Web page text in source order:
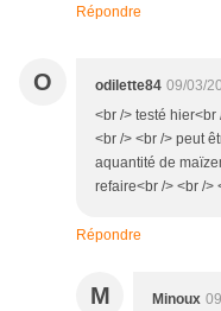
Répondre
O odilette84 09/03/
<br /> testé hier<br
<br /> <br /> peut
aquantité de
refaire<br /> <br />
Répondre
M Minoux